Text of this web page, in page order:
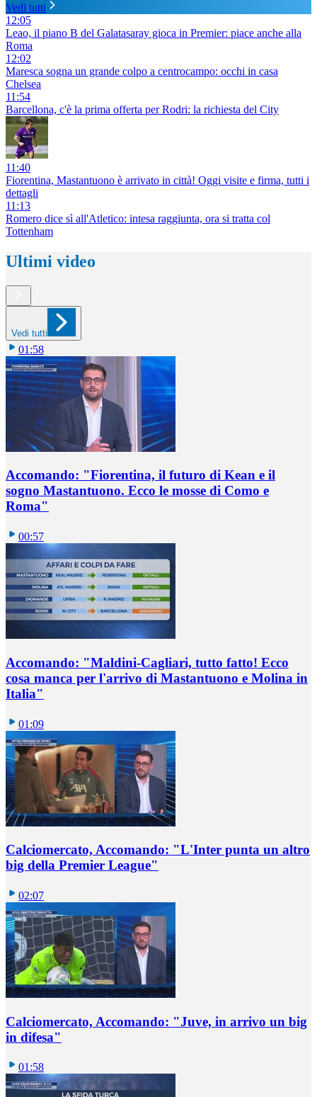
Vedi tutti
12:05
Leao, il piano B del Galatasaray gioca in Premier: piace anche alla
Roma
12:02
Maresca sogna un grande colpo a centrocampo: occhi in casa
Chelsea
11:54
Barcellona, c'è la prima offerta per Rodri: la richiesta del City
11:40
Fiorentina, Mastantuono è arrivato in città! Oggi visite e firma, tutti i
dettagli
11:13
Romero dice sì all'Atletico: intesa raggiunta, ora si tratta col
Tottenham
Ultimi video
Vedi tutti
01:58
Accomando: "Fiorentina, il futuro di Kean e il
sogno Mastantuono. Ecco le mosse di Como e
Roma"
00:57
Accomando: "Maldini-Cagliari, tutto fatto! Ecco
cosa manca per l'arrivo di Mastantuono e Molina in
Italia"
01:09
Calciomercato, Accomando: "L'Inter punta un altro
big della Premier League"
02:07
Calciomercato, Accomando: "Juve, in arrivo un big
in difesa"
01:58